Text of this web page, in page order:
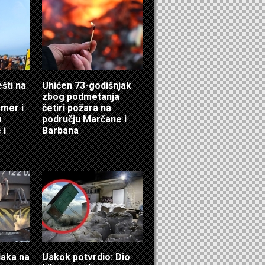
na
i
i
Uhićen 73-godišnjak
zbog podmetanja
četiri požara na
području Marčane i
Barbana
na
Uskok potvrdio: Dio